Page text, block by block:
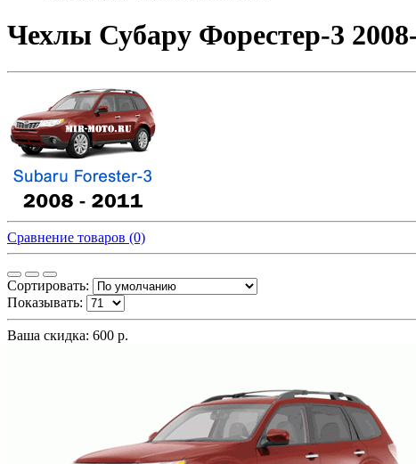
Чехлы Субару Форестер-3
Сравнение товаров (0)
Сортировать:
Показывать:
Ваша скидка: 600 р.